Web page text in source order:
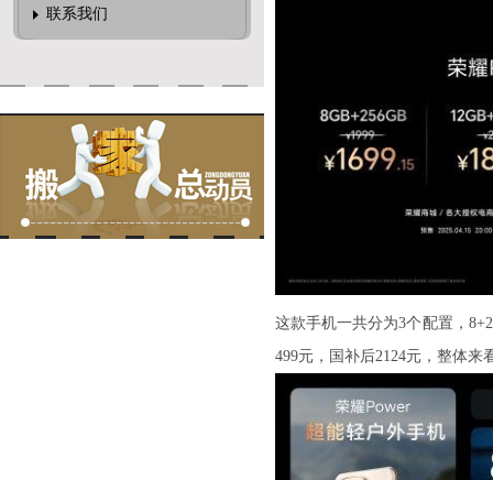
联系我们
这款手机一共分为3个配置，
499元，国补后2124元，整体